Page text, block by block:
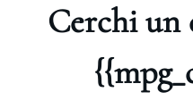
Cerchi un